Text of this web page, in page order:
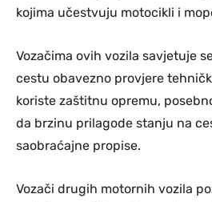
kojima učestvuju motocikli i
Vozačima ovih vozila savjetuje
cestu obavezno provjere
koriste zaštitnu opremu,
da brzinu prilagode stanju na
saobraćajne propise.
Vozači drugih motornih vozila